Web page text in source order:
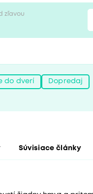
zľavou
do dverí Dopredaj
Súvisiace články